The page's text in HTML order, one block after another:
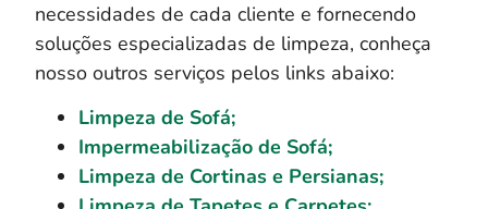
necessidades de cada cliente e fornecendo
soluções especializadas de limpeza, conheça
nosso outros serviços pelos links abaixo:
Limpeza de Sofá;
Impermeabilização de Sofá;
Limpeza de Cortinas e Persianas;